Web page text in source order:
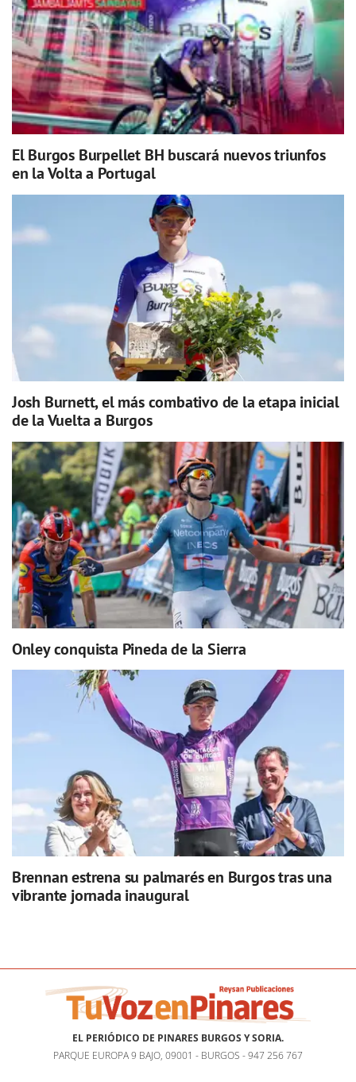
El Burgos Burpellet BH buscará nuevos triunfos
en la Volta a Portugal
Josh Burnett, el más combativo de la etapa inicial
de la Vuelta a Burgos
Onley conquista Pineda de la Sierra
Brennan estrena su palmarés en Burgos tras una
vibrante jornada inaugural
EL PERIÓDICO DE PINARES BURGOS Y SORIA.
PARQUE EUROPA 9 BAJO, 09001 - BURGOS - 947 256 767